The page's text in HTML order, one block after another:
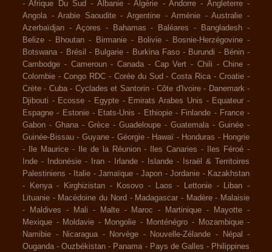
-Afrique Du Sud - Albanie -Algérie -Andorre - Angleterre -
Angola -Arabie Saoudite -Argentine -Arménie -Australie -
Azerbaïdjan - Açores - Bahamas - Baléares - Bangladesh -
Belize - Bhoutan - Birmanie - Bolivie - Bosnie-Herzégovine -
Botswana - Brésil - Bulgarie - Burkina Faso - Burundi - Bénin -
Cambodge - Cameroun - Canada - Cap Vert - Chili -Chine -
Colombie - Congo RDC - Corée du Sud -Costa Rica -Croatie -
Crète - Cuba - Cyclades et Santorin -Côte d'Ivoire - Danemark -
Djibouti - Ecosse - Egypte - Emirats Arabes Unis - Equateur -
Espagne - Estonie - Etats-Unis - Ethiopie - Finlande - France -
Gabon - Ghana - Grèce - Guadeloupe - Guatemala - Guinée -
Guinée-Bissau - Guyane - Géorgie - Hawaï - Honduras - Hongrie
-
Ile Maurice - Ile de la Réunion - Iles Canaries - Iles Féroé -
Inde - Indonésie - Iran - Irlande - Islande -
Israël & Territoires
Palestiniens - Italie - Jamaïque - Japon - Jordanie - Kazakhstan
-
Kenya - Kirghizistan - Kosovo - Laos - Lettonie - Liban -
Lituanie - Macédoine du Nord - Madagascar - Madère - Malaisie
-
Maldives - Mali - Malte - Maroc - Martinique - Mayotte -
Mexique - Moldavie - Mongolie - Monténégro - Mozambique -
Namibie - Nicaragua - Norvège - Nouvelle-Zélande - Népal
-
Ouganda -Ouzbékistan - Panama - Pays de Galles - Philippines